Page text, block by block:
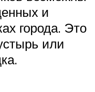
и
города. Это
или